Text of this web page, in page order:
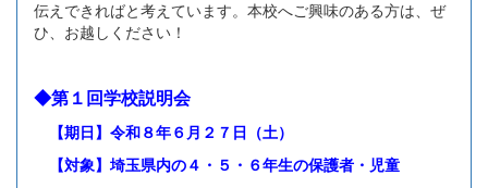
伝えできればと考えています。本校へご興味のある方は、ぜ
ひ、お越しください！
◆第１回学校説明会
【期日】令和８年６月２７日（土）
【対象】埼玉県内の４・５・６年生の保護者・児童